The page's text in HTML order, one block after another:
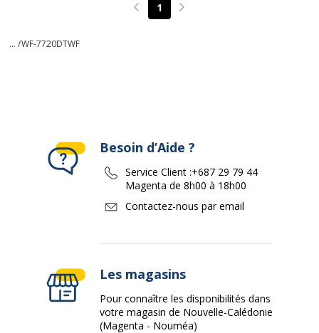
Page précédente
1 Page suivante
... /WF-7720DTWF
Besoin d’Aide ?
Service Client :+687 29 79 44
Magenta de 8h00 à 18h00
Contactez-nous par email
Les magasins
Pour connaître les disponibilités dans
votre magasin de Nouvelle-Calédonie
(Magenta - Nouméa)